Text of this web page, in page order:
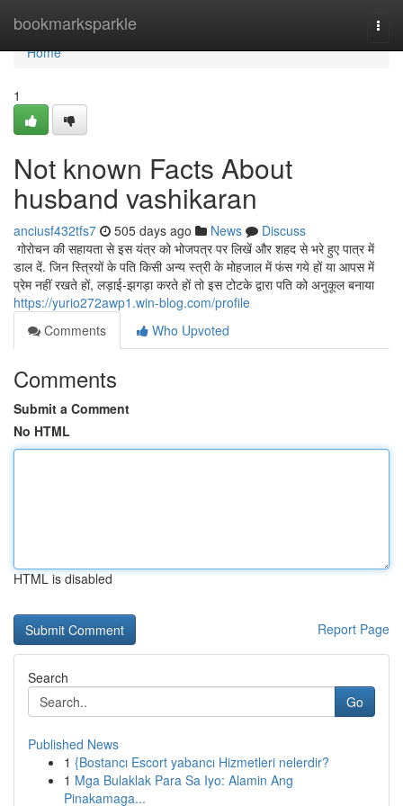
bookmarksparkle
Home
Home
1
Not known Facts About
husband vashikaran
anciusf432tfs7 505 days ago News
Discuss
गोरोचन की सहायता से इस यंत्र को भोजपत्र पर लिखें और शहद से भरे हुए पात्र में
डाल दें. जिन स्त्रियों के पति किसी अन्य स्त्री के मोहजाल में फंस गये हों या आपस में
प्रेम नहीं रखते हों, लड़ाई-झगड़ा करते हों तो इस टोटके द्वारा पति को अनुकूल बनाया
https://yurio272awp1.win-blog.com/profile
Comments
Who Upvoted
Comments
Submit a Comment
No HTML
HTML is disabled
Report Page
Search
Go
Published News
1 {Bostancı Escort yabancı Hizmetleri nelerdir?
1 Mga Bulaklak Para Sa Iyo: Alamin Ang
Pinakamaga...